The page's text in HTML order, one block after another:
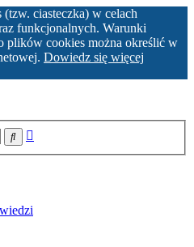
ciasteczka) w celach
funkcjonalnych. Warunki
plików cookies można określić w
Dowiedz się więcej
Szukaj